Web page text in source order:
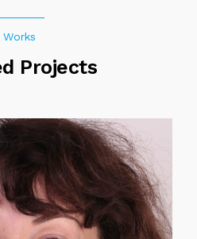
Works
Projects